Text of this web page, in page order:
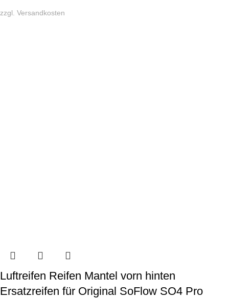
zzgl. Versandkosten
Luftreifen Reifen Mantel vorn hinten
Ersatzreifen für Original SoFlow SO4 Pro